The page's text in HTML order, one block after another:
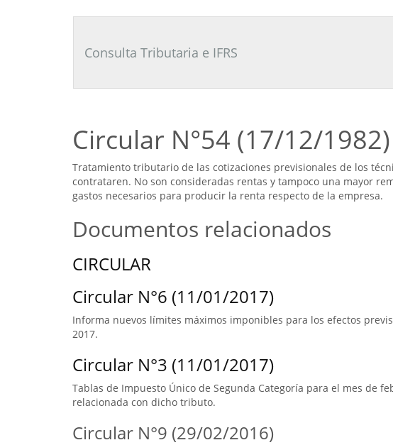
Tributario
Consulta Tributaria e IFRS
Circular N°54 (17/12/1982)
Tratamiento tributario de las cotizaciones previsionales de los
contrataren. No son consideradas rentas y tampoco una mayor
gastos necesarios para producir la renta respecto de la empresa.
Documentos relacionados
CIRCULAR
Circular N°6 (11/01/2017)
Informa nuevos límites máximos imponibles para los efectos
2017.
Circular N°3 (11/01/2017)
Tablas de Impuesto Único de Segunda Categoría para el mes de
relacionada con dicho tributo.
Circular N°9 (29/02/2016)